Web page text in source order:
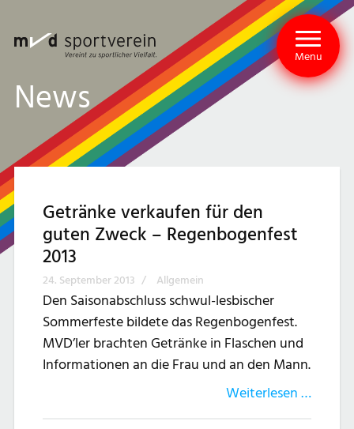
Menu
News
Getränke verkaufen für den
guten Zweck – Regenbogenfest
2013
24. September 2013 / Allgemein
Den Saisonabschluss schwul-lesbischer
Sommerfeste bildete das Regenbogenfest.
MVD’ler brachten Getränke in Flaschen und
Informationen an die Frau und an den Mann.
Weiterlesen …